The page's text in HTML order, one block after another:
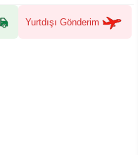
Yurtdışı Gönderim